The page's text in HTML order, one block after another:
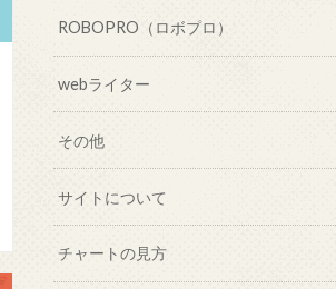
ROBOPRO（ロボプロ）
webライター
その他
サイトについて
チャートの見方